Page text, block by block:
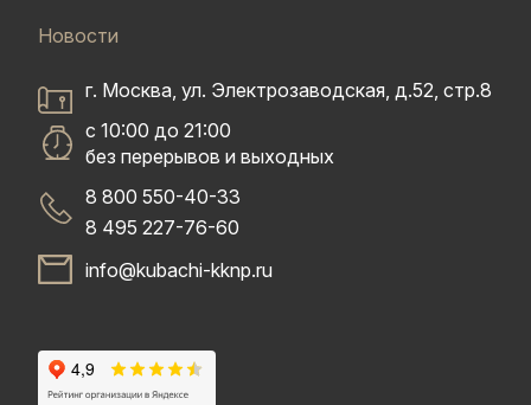
Новости
г. Москва, ул. Электрозаводская, д.52, стр.8
с 10:00 до 21:00
без перерывов и выходных
8 800 550-40-33
8 495 227-76-60
info@kubachi-kknp.ru